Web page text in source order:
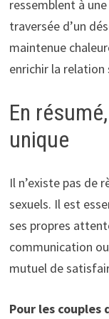
ressemblent à
traversée d’un
maintenue
enrichir la
En
unique
Il n’existe pas de
sexuels. Il est
ses propres
communication
mutuel de
Pour les